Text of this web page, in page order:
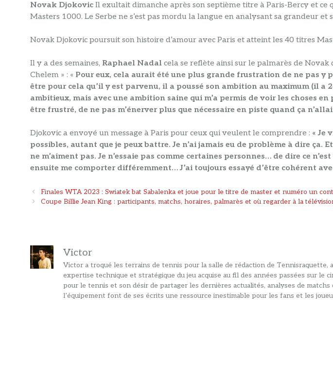
Novak Djokovic Il exultait dimanche après son septième titre à Paris-Bercy et ce
Masters 1000. Le Serbe ne s’est pas mordu la langue en analysant sa grandeur et
Novak Djokovic poursuit son histoire d’amour avec Paris et atteint les 40 titres
Il y a des semaines, Raphael Nadal cela se reflète ainsi sur le palmarès de Novak
Chelem » : « Pour eux, cela aurait été une plus grande frustration de ne pas y
être pour cela qu’il y est parvenu, il a poussé son ambition au maximum (il a
ambitieux, mais avec une ambition saine qui m’a permis de voir les choses en
être frustré, de ne pas m’énerver plus que nécessaire en piste quand ça
Djokovic a envoyé un message à Paris pour ceux qui veulent le comprendre : « Je
possibles, autant que je peux battre. Je n’ai jamais eu de problème à dire ça.
ne m’aiment pas. Je n’essaie pas comme certaines personnes… de dire ce
ensuite me comporter différemment… J’ai toujours essayé d’être cohérent
Navigation
des
Finales WTA 2023 : Swiatek bat Sabalenka et joue pour le titre de master et numéro un
Coupe Billie Jean King : participants, matchs, horaires, palmarès et où regarder à la
Victor
Victor a troqué les terrains de tennis pour la salle de rédaction de Tennisraquette,
expertise technique et stratégique du jeu acquise au fil des années passées sur le
pour le tennis et son désir de partager les dernières actualités, analyses de matchs
l’équipement font de ses écrits une ressource inestimable pour les fans et les